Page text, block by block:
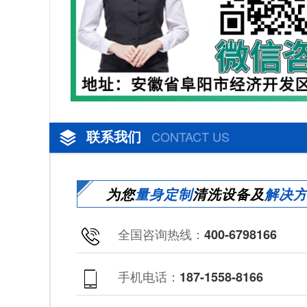
联系我们 CONTACT US
为您量身定制清洗设备及解决
全国咨询热线： 400-6798166
手机电话： 187-1558-8166